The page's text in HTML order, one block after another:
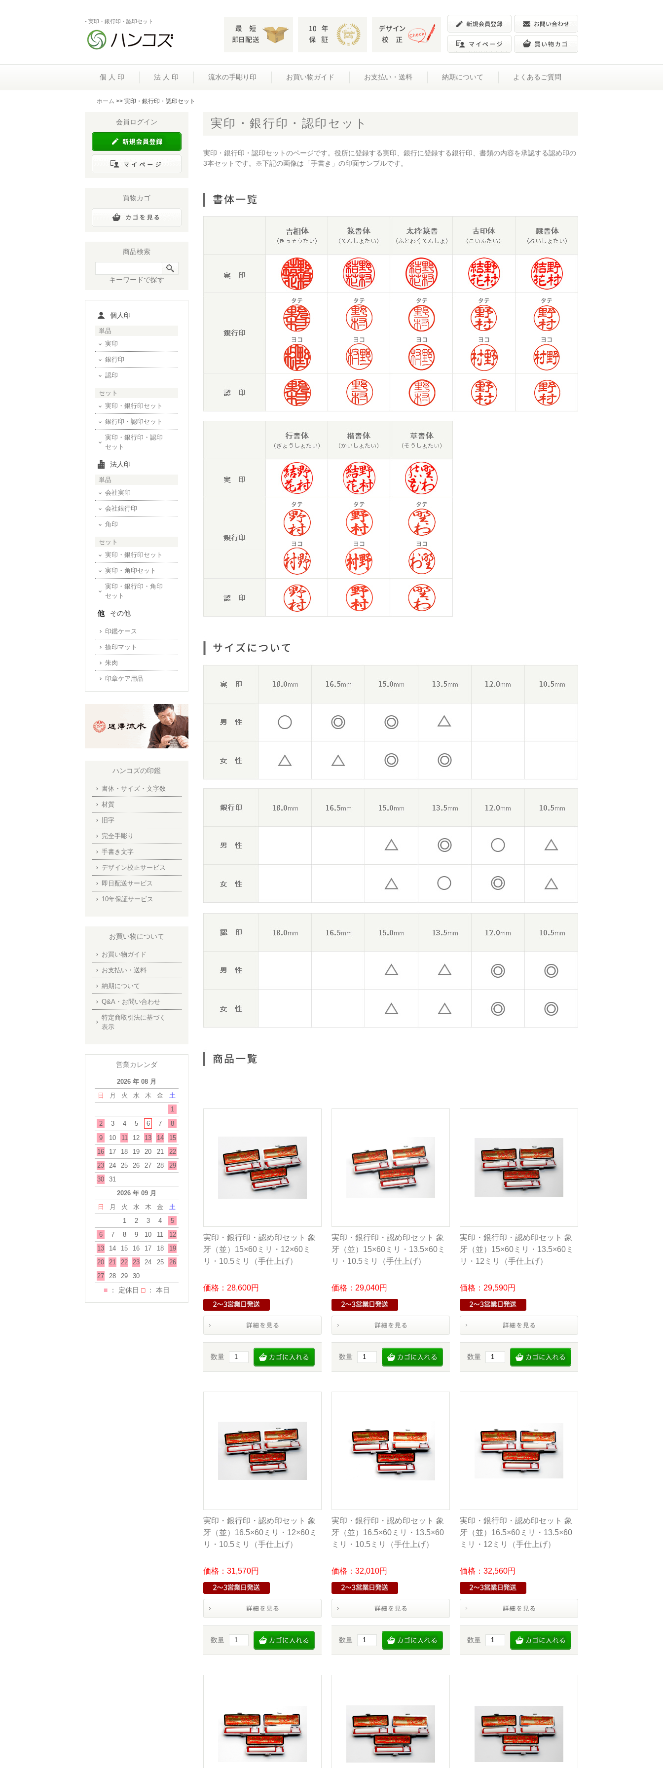
- 実印・銀行印・認印セット
個 人 印 法 人 印 流水の手彫り印 お買い物ガイド お支払い・送料 納期について よくあるご質問
ホーム >> 実印・銀行印・認印セット
実印・銀行印・認印セット
実印・銀行印・認印セットのページです。役所に登録する実印、銀行に登録する銀行印、書類の内容を承認する認め印の
3本セットです。※下記の画像は「手書き」の印面サンプルです。
実印・銀行印・認め印セット 象
牙（並）15×60ミリ・12×60ミ
リ・10.5ミリ（手仕上げ）
価格：28,600円
数量
実印・銀行印・認め印セット 象
牙（並）15×60ミリ・13.5×60ミ
リ・10.5ミリ（手仕上げ）
価格：29,040円
数量
実印・銀行印・認め印セット 象
牙（並）15×60ミリ・13.5×60ミ
リ・12ミリ（手仕上げ）
価格：29,590円
数量
実印・銀行印・認め印セット 象
牙（並）16.5×60ミリ・12×60ミ
リ・10.5ミリ（手仕上げ）
価格：31,570円
数量
実印・銀行印・認め印セット 象
牙（並）16.5×60ミリ・13.5×60
ミリ・10.5ミリ（手仕上げ）
価格：32,010円
数量
実印・銀行印・認め印セット 象
牙（並）16.5×60ミリ・13.5×60
ミリ・12ミリ（手仕上げ）
価格：32,560円
数量
会員ログイン
買物カゴ
商品検索
キーワードで探す
個人印
単品
実印
銀行印
認印
セット
実印・銀行印セット
銀行印・認印セット
実印・銀行印・認印
セット
法人印
単品
会社実印
会社銀行印
角印
セット
実印・銀行印セット
実印・角印セット
実印・銀行印・角印
セット
その他
印鑑ケース
捺印マット
朱肉
印章ケア用品
ハンコズの印鑑
書体・サイズ・文字数
材質
旧字
完全手彫り
手書き文字
デザイン校正サービス
即日配送サービス
10年保証サービス
お買い物について
お買い物ガイド
お支払い・送料
納期について
Q&A・お問い合わせ
特定商取引法に基づく
表示
営業カレンダ
2026 年 08 月
日
月 火 水 木 金
土
1
2
3 4 5 6 7
8
9
10 11 12 13 14
15
16
17 18 19 20 21
22
23
24 25 26 27 28
29
30
31
2026 年 09 月
日
月 火 水 木 金
土
1
2 3 4
5
6
7 8 9 10 11
12
13
14 15 16 17 18
19
20
21 22 23 24 25
26
27
28 29 30
■ ： 定休日 □： 本日